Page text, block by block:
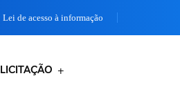
Lei de acesso à informação
LICITAÇÃO